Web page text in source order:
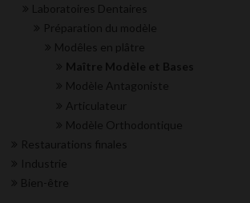
Laboratoires Dentaires
Préparation du modèle
Modêles en plâtre
Maître Modèle et Bases
Modèle Antagoniste
Articulateur
Modèle Orthodontique
Restaurations finales
Industrie
Bien-être